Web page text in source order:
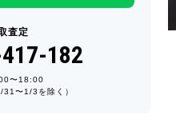
査定
182
〜18:00
31〜1/3を除く）